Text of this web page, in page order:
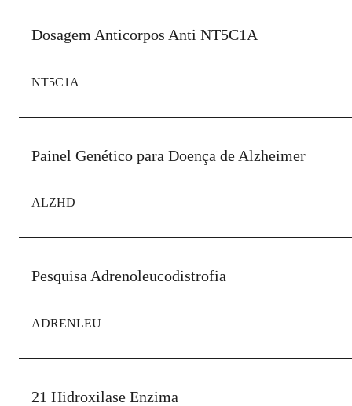
Dosagem Anticorpos Anti NT5C1A
NT5C1A
Painel Genético para Doença de Alzheimer
ALZHD
Pesquisa Adrenoleucodistrofia
ADRENLEU
21 Hidroxilase Enzima